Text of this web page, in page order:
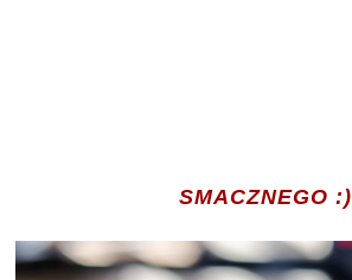
SMACZNEGO :)